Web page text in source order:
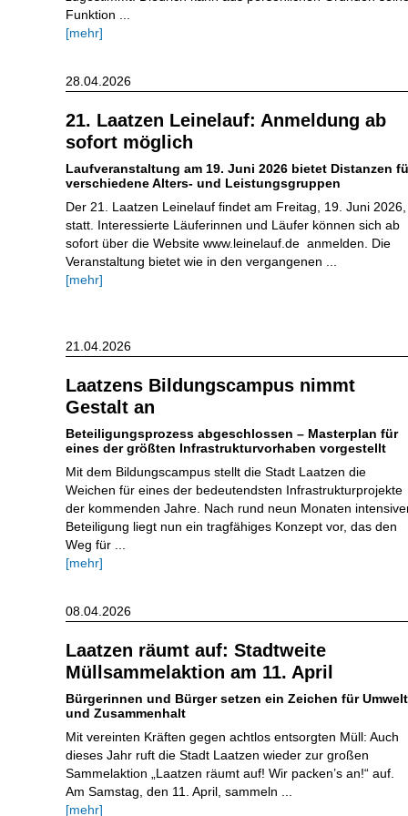
Funktion ...
[mehr]
21. Laatzen Leinelauf: Anmeldung ab
sofort möglich
Laufveranstaltung am 19. Juni 2026 bietet Distanzen
verschiedene Alters- und Leistungsgruppen
Der 21. Laatzen Leinelauf findet am Freitag, 19. Juni 2026,
statt. Interessierte Läuferinnen und Läufer können sich ab
sofort über die Website www.leinelauf.de anmelden. Die
Veranstaltung bietet wie in den vergangenen ...
[mehr]
28.04.2026
Laatzens Bildungscampus nimmt
Gestalt an
Beteiligungsprozess abgeschlossen – Masterplan für
eines der größten Infrastrukturvorhaben vorgestellt
Mit dem Bildungscampus stellt die Stadt Laatzen die
Weichen für eines der bedeutendsten Infrastrukturprojekte
der kommenden Jahre. Nach rund neun Monaten
Beteiligung liegt nun ein tragfähiges Konzept vor, das den
Weg für ...
[mehr]
21.04.2026
Laatzen räumt auf: Stadtweite
Müllsammelaktion am 11. April
Bürgerinnen und Bürger setzen ein Zeichen für Umwelt
und Zusammenhalt
Mit vereinten Kräften gegen achtlos entsorgten Müll: Auch
dieses Jahr ruft die Stadt Laatzen wieder zur großen
Sammelaktion „Laatzen räumt auf! Wir packen’s an!“ auf.
Am Samstag, den 11. April, sammeln ...
[mehr]
08.04.2026